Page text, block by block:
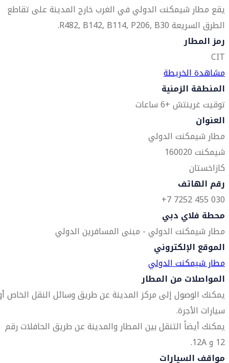
يقع مطار شيمكنت الدولي في الغرب خارج المدينة على تقاطع
الطرق السريعة R482, B142, B114, P206, B30.
رمز المطار
CIT
مشاهدة الخريطة
المنطقة الزمنية
توقيت غرينتش +6 ساعات
العنوان
مطار شيمكنت الدولي
شيمكنت 160020
كازاخستان
رقم الهاتف
030 455 7252 7+
محطة فلاي دبي
مطار شيمكنت الدولي - مبنى المسافرين الدولي
الموقع الإلكتروني
مطار شيمكنت الدولي
المواصلات من المطار
يمكنك الوصول إلى مركز المدينة عن طريق وسائل النقل الخاص
سيارات الأجرة.
يمكنك أيضاً التنقل بين المطار والمدينة عن طريق الحافلات رقم
12 و 12A.
مواقف السيارات